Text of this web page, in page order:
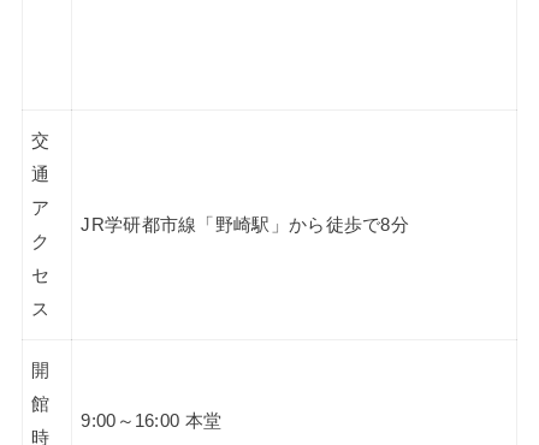
交
通
ア
ク
セ
ス
JR学研都市線「野崎駅」から徒歩で8分
開
館
時
9:00～16:00 本堂